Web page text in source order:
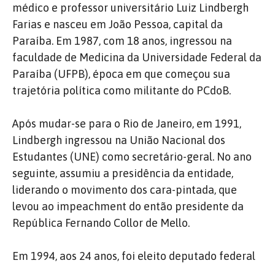
médico e professor universitário Luiz Lindbergh
Farias e nasceu em João Pessoa, capital da
Paraíba. Em 1987, com 18 anos, ingressou na
faculdade de Medicina da Universidade Federal da
Paraíba (UFPB), época em que começou sua
trajetória política como militante do PCdoB.
Após mudar-se para o Rio de Janeiro, em 1991,
Lindbergh ingressou na União Nacional dos
Estudantes (UNE) como secretário-geral. No ano
seguinte, assumiu a presidência da entidade,
liderando o movimento dos cara-pintada, que
levou ao impeachment do então presidente da
República Fernando Collor de Mello.
Em 1994, aos 24 anos, foi eleito deputado federal